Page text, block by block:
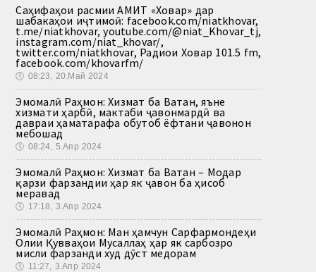
Саҳифаҳои расмии АМИТ «Ховар» дар
шабакаҳои иҷтимоӣ: facebook.com/niatkhovar,
t.me/niatkhovar, youtube.com/@niat_Khovar_tj,
instagram.com/niat_khovar/,
twitter.com/niatkhovar, Радиои Ховар 101.5 fm,
facebook.com/khovarfm/
🕔 08:23, 20.Май 2024
Эмомалӣ Раҳмон: Хизмат ба Ватан, яъне
хизмати ҳарбӣ, мактаби ҷавонмардӣ ва
давраи ҳаматарафа обутоб ёфтани ҷавонон
мебошад
🕔 08:24, 5.Апр 2024
Эмомалӣ Раҳмон: Хизмат ба Ватан – Модар
қарзи фарзандии ҳар як ҷавон ба ҳисоб
меравад
🕔 17:18, 3.Апр 2024
Эмомалӣ Раҳмон: Ман ҳамчун Сарфармондеҳи
Олии Қувваҳои Мусаллаҳ ҳар як сарбозро
мисли фарзанди худ дӯст медорам
🕔 11:27, 3.Апр 2024